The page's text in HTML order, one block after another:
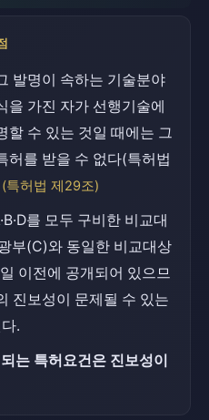
발명이 속하는 기술분야
을 가진 자가 선행기술에
할 수 있는 것일 때에는 그
허를 받을 수 없다(특허법
(특허법 제29조)
를 모두 구비한 비교대
부(C)와 동일한 비교대상
이전에 공개되어 있으므
진보성이 문제될 수 있는
.
는 특허요건은 진보성이